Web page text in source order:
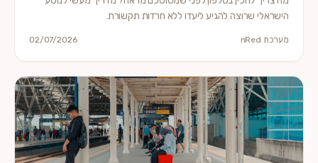
הישראלי שרוצה להגיע ליעדו ללא חרדות תקשורת.
מערכת nRed 02/07/2026